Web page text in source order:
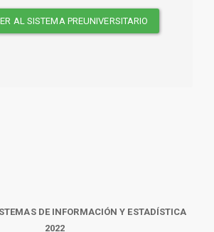
AL SISTEMA PREUNIVERSITARIO
DE INFORMACIÓN Y ESTADÍSTICA
2022